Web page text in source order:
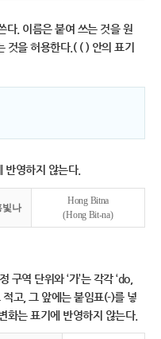
다. 이름은 붙여 쓰는 것을 원
것을 허용한다.( ( ) 안의 표기
반영하지 않는다.
빛나
Hong Bitna
(Hong Bit-na)
구역 단위와 ‘가’는 각각 ‘do,
고, 그 앞에는 붙임표(-)를 넣
화는 표기에 반영하지 않는다.